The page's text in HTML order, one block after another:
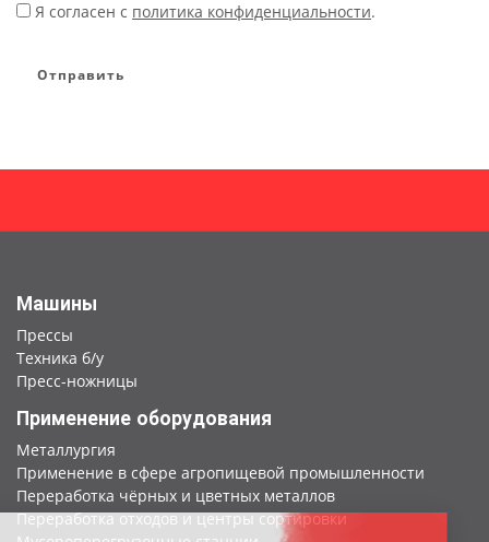
Я согласен с политика конфиденциальности.
Отправить
Машины
Прессы
Техника б/у
Пресс-ножницы
Применение оборудования
Металлургия
Применение в сфере агропищевой промышленности
Переработка чёрных и цветных металлов
Переработка отходов и центры сортировки